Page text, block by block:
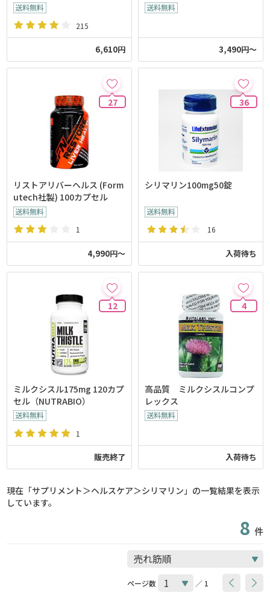
215
6,610円 3,490円～
27
リストアリバーヘルス (Form
utech社製) 100カプセル
1
4,990円～
36
シリマリン100mg50錠
16
入荷待ち
12
ミルクシスル175mg 120カプ
セル（NUTRABIO）
1
販売終了
4
高品質 ミルクシスルコンプ
レックス
入荷待ち
現在「サプリメント＞ヘルスケア＞シリマリン」の一覧結果を表示
しています。
8 件
ページ数 ／ 1